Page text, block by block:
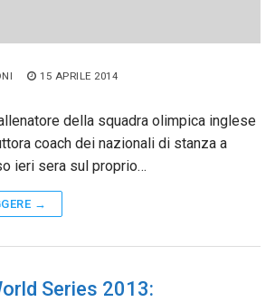
15 APRILE 2014
della squadra olimpica inglese
coach dei nazionali di stanza a
ieri sera sul proprio…
→
Series 2013: